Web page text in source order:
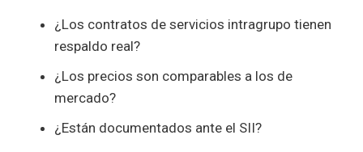
¿Los contratos de servicios intragrupo tienen
respaldo real?
¿Los precios son comparables a los de
mercado?
¿Están documentados ante el SII?